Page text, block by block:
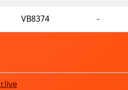
VB8374 -